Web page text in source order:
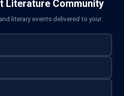
Literature Community
literary events delivered to your